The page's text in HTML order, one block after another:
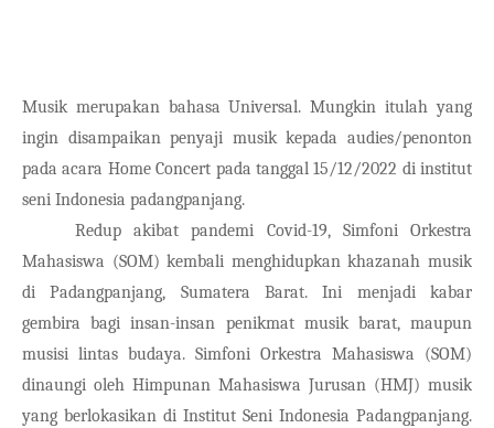
Musik merupakan bahasa Universal. Mungkin itulah yang
ingin disampaikan penyaji musik kepada audies/penonton
pada acara Home Concert pada tanggal 15/12/2022 di institut
seni Indonesia padangpanjang.
Redup akibat pandemi Covid-19, Simfoni Orkestra
Mahasiswa (SOM) kembali menghidupkan khazanah musik
di Padangpanjang, Sumatera Barat. Ini menjadi kabar
gembira bagi insan-insan penikmat musik barat, maupun
musisi lintas budaya. Simfoni Orkestra Mahasiswa (SOM)
dinaungi oleh Himpunan Mahasiswa Jurusan (HMJ) musik
yang berlokasikan di Institut Seni Indonesia Padangpanjang.